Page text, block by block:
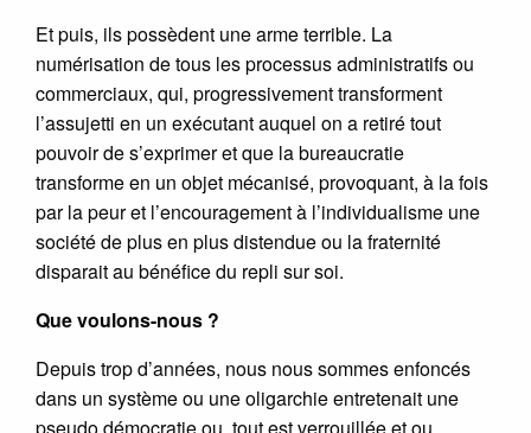
Et puis, ils possèdent une arme terrible. La
numérisation de tous les processus administratifs ou
commerciaux, qui, progressivement transforment
l’assujetti en un exécutant auquel on a retiré tout
pouvoir de s’exprimer et que la bureaucratie
transforme en un objet mécanisé, provoquant, à la fois
par la peur et l’encouragement à l’individualisme une
société de plus en plus distendue ou la fraternité
disparait au bénéfice du repli sur soi.
Que voulons-nous ?
Depuis trop d’années, nous nous sommes enfoncés
dans un système ou une oligarchie entretenait une
pseudo démocratie ou, tout est verrouillée et ou